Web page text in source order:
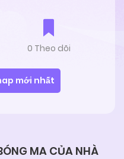
0 Theo dõi
mới nhất
MA CỦA NHÀ